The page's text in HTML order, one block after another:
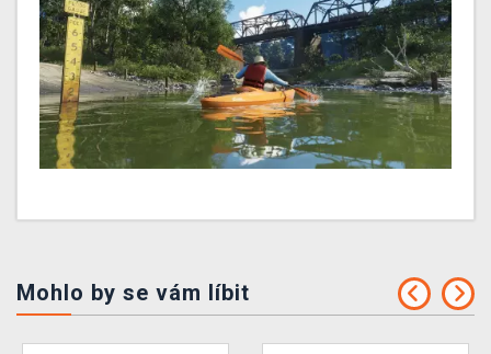
Mohlo by se vám líbit